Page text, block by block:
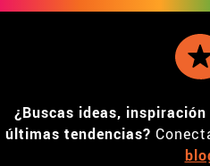
¿Buscas ideas,
últimas tendencias?